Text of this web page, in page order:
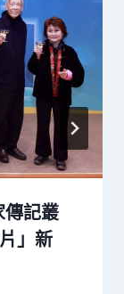
記叢
」新